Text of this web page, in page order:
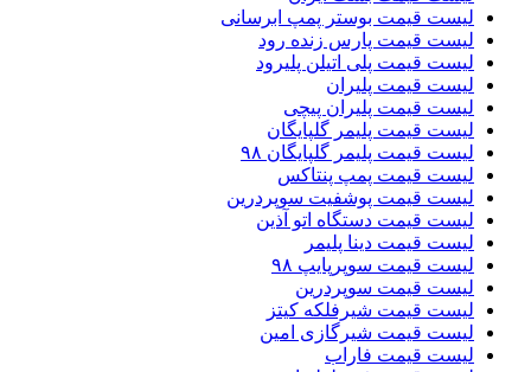
لیست قیمت بوستر پمپ ابرسانی
لیست قیمت پارس زنده رود
لیست قیمت پلی اتیلن پلیرود
لیست قیمت پلیران
لیست قیمت پلیران پیچی
لیست قیمت پلیمر گلپایگان
لیست قیمت پلیمر گلپایگان ۹۸
لیست قیمت پمپ پنتاکس
لیست قیمت پوشفیت سوپردرین
لیست قیمت دستگاه اتو آذین
لیست قیمت دینا پلیمر
لیست قیمت سوپرپایپ ۹۸
لیست قیمت سوپردرین
لیست قیمت شیرفلکه کیتز
لیست قیمت شیرگازی امین
لیست قیمت فاراب